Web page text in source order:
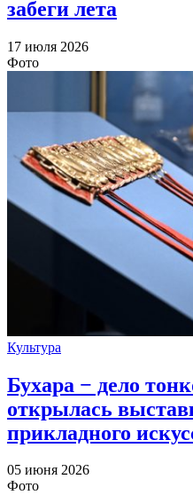
забеги лета
17 июля 2026
Фото
Культура
Бухара − дело
открылась
прикладного
05 июня 2026
Фото